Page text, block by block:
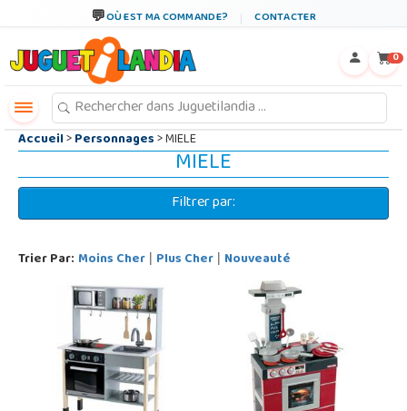
OÙ EST MA COMMANDE? CONTACTER
0
Accueil>Personnages> MIELE
MIELE
Filtrer par:
Trier Par: Moins Cher | Plus Cher | Nouveauté